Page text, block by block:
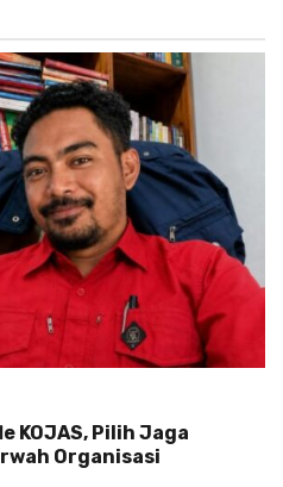
KOJAS, Pilih Jaga
Organisasi